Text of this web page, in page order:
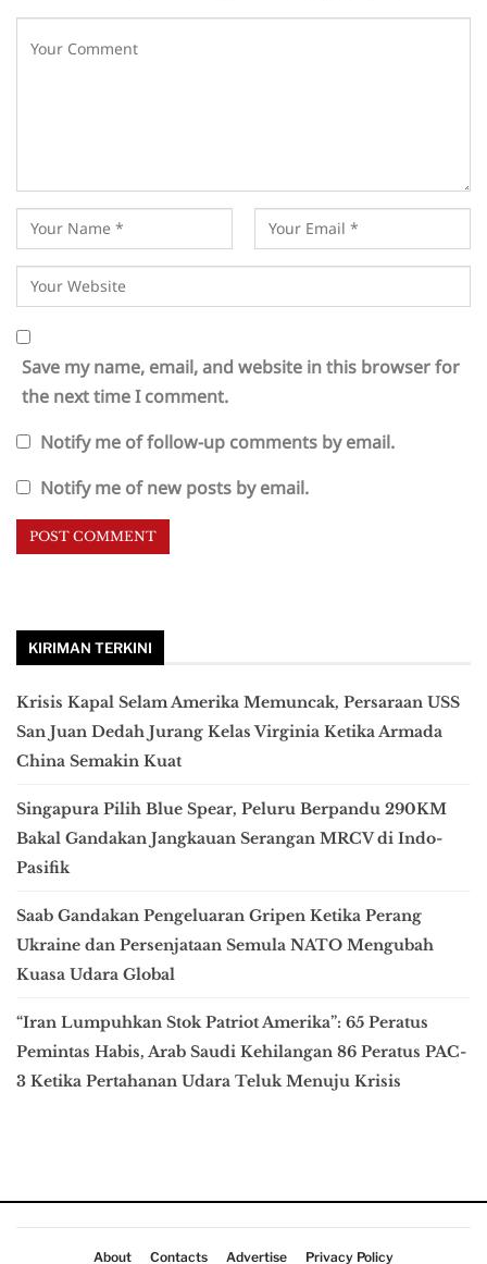
Save my name, email, and website in this browser for
the next time I comment.
Notify me of follow-up comments by email.
Notify me of new posts by email.
KIRIMAN TERKINI
Krisis Kapal Selam Amerika Memuncak, Persaraan USS
San Juan Dedah Jurang Kelas Virginia Ketika Armada
China Semakin Kuat
Singapura Pilih Blue Spear, Peluru Berpandu 290KM
Bakal Gandakan Jangkauan Serangan MRCV di Indo-
Pasifik
Saab Gandakan Pengeluaran Gripen Ketika Perang
Ukraine dan Persenjataan Semula NATO Mengubah
Kuasa Udara Global
“Iran Lumpuhkan Stok Patriot Amerika”: 65 Peratus
Pemintas Habis, Arab Saudi Kehilangan 86 Peratus PAC-
3 Ketika Pertahanan Udara Teluk Menuju Krisis
About Contacts Advertise Privacy Policy